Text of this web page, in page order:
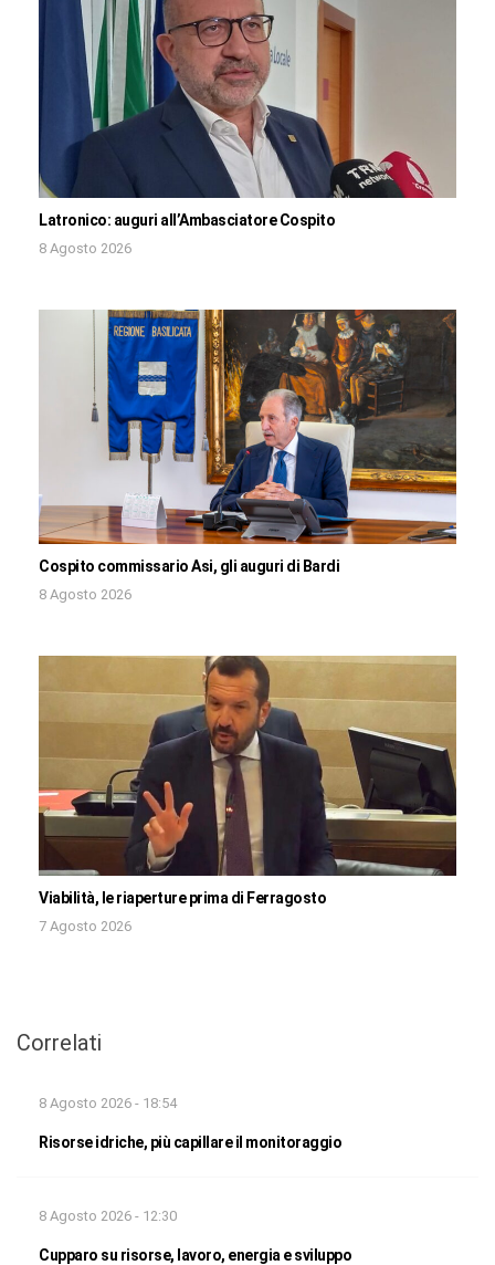
Latronico: auguri all’Ambasciatore Cospito
8 Agosto 2026
Cospito commissario Asi, gli auguri di Bardi
8 Agosto 2026
Viabilità, le riaperture prima di Ferragosto
7 Agosto 2026
Correlati
8 Agosto 2026 - 18:54
Risorse idriche, più capillare il monitoraggio
8 Agosto 2026 - 12:30
Cupparo su risorse, lavoro, energia e sviluppo